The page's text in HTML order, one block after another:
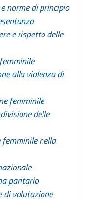
norme di principio
e rispetto delle
alla violenza di
femminile
delle
femminile nella
paritario
di valutazione